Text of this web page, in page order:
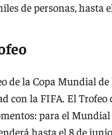
de personas, hasta
de la Copa Mundial
con la FIFA. El Trofeo
para el
hasta el 8 de